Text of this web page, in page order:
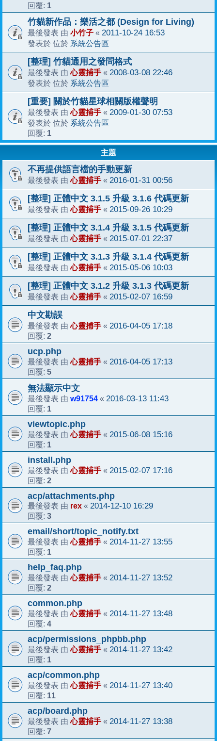
回覆: 1
竹貓新作品：樂活之都 (Design for Living)
最後發表 由 小竹子 « 2011-10-24 16:53
發表於 位於 系統公告區
[整理] 竹貓通用之發問格式
最後發表 由心靈捕手 « 2008-03-08 22:46
發表於 位於 系統公告區
[重要] 關於竹貓星球相關版權聲明
最後發表 由心靈捕手 « 2009-01-30 07:53
發表於 位於 系統公告區
回覆: 1
主題
不再提供語言檔的手動更新
最後發表 由心靈捕手 « 2016-01-31 00:56
[整理] 正體中文 3.1.5 升級 3.1.6 代碼更新
最後發表 由心靈捕手 « 2015-09-26 10:29
[整理] 正體中文 3.1.4 升級 3.1.5 代碼更新
最後發表 由心靈捕手 « 2015-07-01 22:37
[整理] 正體中文 3.1.3 升級 3.1.4 代碼更新
最後發表 由心靈捕手 « 2015-05-06 10:03
[整理] 正體中文 3.1.2 升級 3.1.3 代碼更新
最後發表 由心靈捕手 « 2015-02-07 16:59
中文勘誤
最後發表 由心靈捕手 « 2016-04-05 17:18
回覆: 2
ucp.php
最後發表 由心靈捕手 « 2016-04-05 17:13
回覆: 5
無法顯示中文
最後發表 由 w91754 « 2016-03-13 11:43
回覆: 1
viewtopic.php
最後發表 由心靈捕手 « 2015-06-08 15:16
回覆: 1
install.php
最後發表 由心靈捕手 « 2015-02-07 17:16
回覆: 2
acp/attachments.php
最後發表 由 rex « 2014-12-10 16:29
回覆: 3
email/short/topic_notify.txt
最後發表 由心靈捕手 « 2014-11-27 13:55
回覆: 1
help_faq.php
最後發表 由心靈捕手 « 2014-11-27 13:52
回覆: 2
common.php
最後發表 由心靈捕手 « 2014-11-27 13:48
回覆: 4
acp/permissions_phpbb.php
最後發表 由心靈捕手 « 2014-11-27 13:42
回覆: 1
acp/common.php
最後發表 由心靈捕手 « 2014-11-27 13:40
回覆: 11
acp/board.php
最後發表 由心靈捕手 « 2014-11-27 13:38
回覆: 7